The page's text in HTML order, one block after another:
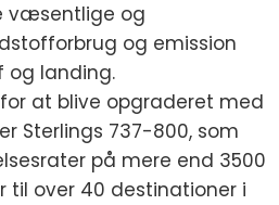
væsentlige og
og emission
og landing.
at blive opgraderet med
Sterlings 737-800, som
på mere end 3500
over 40 destinationer i